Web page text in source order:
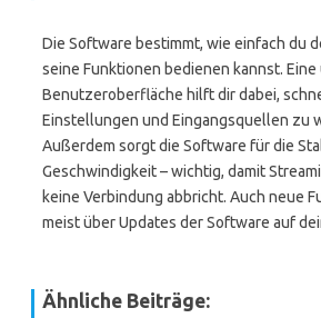
Die Software bestimmt, wie einfach du
seine Funktionen bedienen kannst.
Benutzeroberfläche hilft dir dabei,
Einstellungen und Eingangsquellen zu
Außerdem sorgt die Software für die
Geschwindigkeit – wichtig, damit
keine Verbindung abbricht. Auch neue
meist über Updates der Software auf
Ähnliche Beiträge: